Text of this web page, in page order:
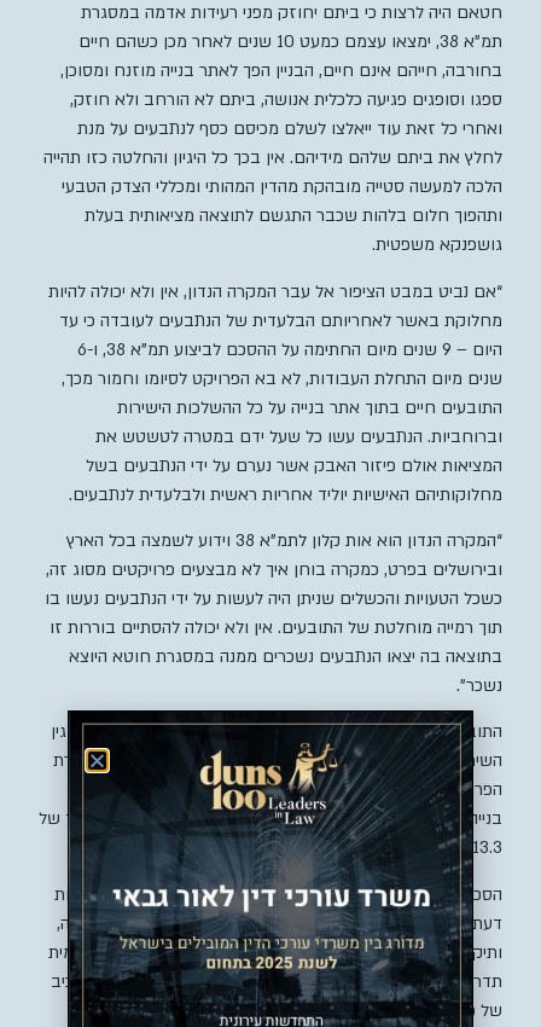
חטאם היה לרצות כי ביתם יחוזק מפני רעידות אדמה במסגרת
תמ”א 38, ימצאו עצמם כמעט 10 שנים לאחר מכן כשהם חיים
בחורבה, חייהם אינם חיים, הבניין הפך לאתר בנייה מוזנח ומסוכן,
ספגו וסופגים פגיעה כלכלית אנושה, ביתם לא הורחב ולא חוזק,
ואחרי כל זאת עוד ייאלצו לשלם מכיסם כסף לנתבעים על מנת
לחלץ את ביתם שלהם מידיהם. אין בכך כל היגיון והחלטה כזו תהייה
הלכה למעשה סטייה מובהקת מהדין המהותי ומכללי הצדק הטבעי
ותהפוך חלום בלהות שכבר התגשם לתוצאה מציאותית בעלת
גושפנקא משפטית.
“אם נביט במבט הציפור אל עבר המקרה הנדון, אין ולא יכולה להיות
מחלוקת באשר לאחריותם הבלעדית של הנתבעים לעובדה כי עד
היום – 9 שנים מיום החתימה על ההסכם לביצוע תמ”א 38, ו-6
שנים מיום התחלת העבודות, לא בא הפרויקט לסיומו וחמור מכך,
התובעים חיים בתוך אתר בנייה על כל ההשלכות הישירות
וברוחביות. הנתבעים עשו כל שעל ידם במטרה לטשטש את
המציאות אולם פיזור האבק אשר נערם על ידי הנתבעים בשל
מחלוקותיהם האישיות יוליד אחריות ראשית ולבלעדית לנתבעים.
“המקרה הנדון הוא אות קלון לתמ”א 38 וידוע לשמצה בכל הארץ
ובירושלים בפרט, כמקרה בוחן איך לא מבצעים פרויקטים מסוג זה,
כשכל הטעויות והכשלים שניתן היה לעשות על ידי הנתבעים נעשו בו
תוך רמייה מוחלטת של התובעים. אין ולא יכולה להסתיים בוררות זו
בתוצאה בה יצאו הנתבעים נשכרים ממנה במסגרת חוטא היוצא
נשכר”.
התובעים מסכמים את סך הנזקים שנגרמו להם, הכוללים פיצוי בגין
השימוש בנכס, פיצוי בגין אובדן התמורה, פיצוי בגין איחור במסירת
הפרויקט, פיצוי בגין הוצאות וחידוש היתר בנייה, ופיצוי בגין ליקויי
בנייה ועלות השלמת הפרויקט, פיצוי עקב ירידת שווי הדירות, בסך של
13.3 מיליון שקל.
הסכום כולל גם מרכיב של תיקון ליקוי הנדסי: התובעים צירפו חוות
דעת מהנדס שקבע כי שלד הממ”דים שקע כתוצאה מבנייה לקויה,
ותיקונו מוערך במיליון שקל. קיימת גם אפשרות כי הוועדה המקומית
תדרוש את הריסת השלד בגלל מצבו. בנוסף כלל הסכום גם מרכיב
של פגיעה תדמיתית בבניין שנמצא שנים בהליך בנייה שנעצרה,